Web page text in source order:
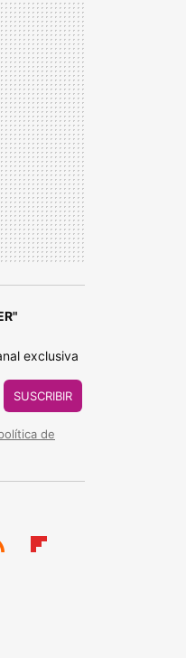
exclusiva
SUSCRIBIR
de